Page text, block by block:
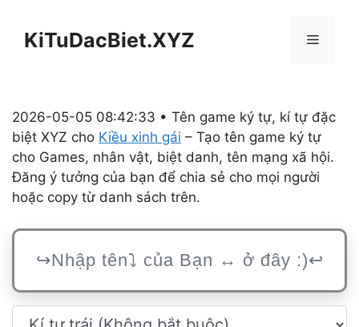
KiTuDacBiet.XYZ Menu
2026-05-05 08:42:33 • Tên game ký tự, kí tự đặc
biệt XYZ cho Kiều xinh gái – Tạo tên game ký tự
cho Games, nhân vật, biệt danh, tên mạng xã hội.
Đăng ý tưởng của bạn để chia sẻ cho mọi người
hoặc copy từ danh sách trên.